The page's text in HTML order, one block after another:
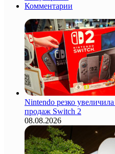
Комментарии
Nintendo резко
продаж Switch 2
08.08.2026